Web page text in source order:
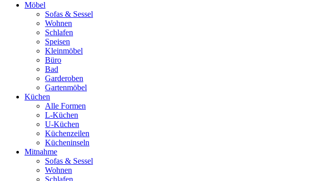
Möbel
Sofas & Sessel
Wohnen
Schlafen
Speisen
Kleinmöbel
Büro
Bad
Garderoben
Gartenmöbel
Küchen
Alle Formen
L-Küchen
U-Küchen
Küchenzeilen
Kücheninseln
Mitnahme
Sofas & Sessel
Wohnen
Schlafen